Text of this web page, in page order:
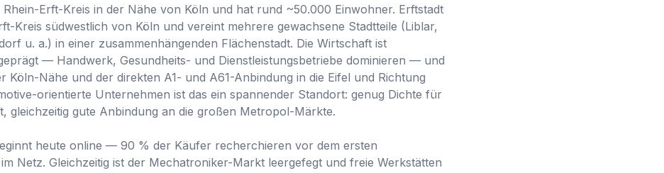
Rhein-Erft-Kreis in der Nähe von Köln und hat rund ~50.000 Einwohner. Erftstadt
Kreis südwestlich von Köln und vereint mehrere gewachsene Stadtteile (Liblar,
u. a.) in einer zusammenhängenden Flächenstadt. Die Wirtschaft ist
— Handwerk, Gesundheits- und Dienstleistungsbetriebe dominieren — und
Köln-Nähe und der direkten A1- und A61-Anbindung in die Eifel und Richtung
orientierte Unternehmen ist das ein spannender Standort: genug Dichte für
gleichzeitig gute Anbindung an die großen Metropol-Märkte.
heute online — 90 % der Käufer recherchieren vor dem ersten
Netz. Gleichzeitig ist der Mechatroniker-Markt leergefegt und freie Werkstätten